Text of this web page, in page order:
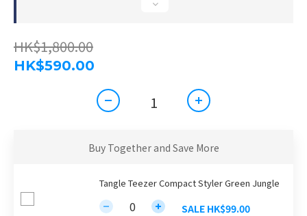
HK$1,800.00
HK$590.00
Buy Together and Save More
Tangle Teezer Compact Styler Green Jungle
SALE HK$99.00